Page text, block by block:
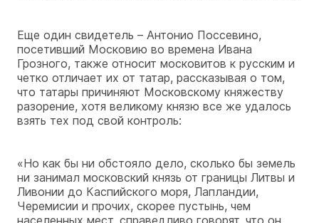
Еще один свидетель – Антонио Поссевино,
посетивший Московию во времена Ивана
Грозного, также относит московитов к русским и
четко отличает их от татар, рассказывая о том,
что татары причиняют Московскому княжеству
разорение, хотя великому князю все же удалось
взять тех под свой контроль:
«Но как бы ни обстояло дело, сколько бы земель
ни занимал московский князь от границы Литвы и
Ливонии до Каспийского моря, Лапландии,
Черемисии и прочих, скорее пустынь, чем
населенных мест, справедливо говорят, что он